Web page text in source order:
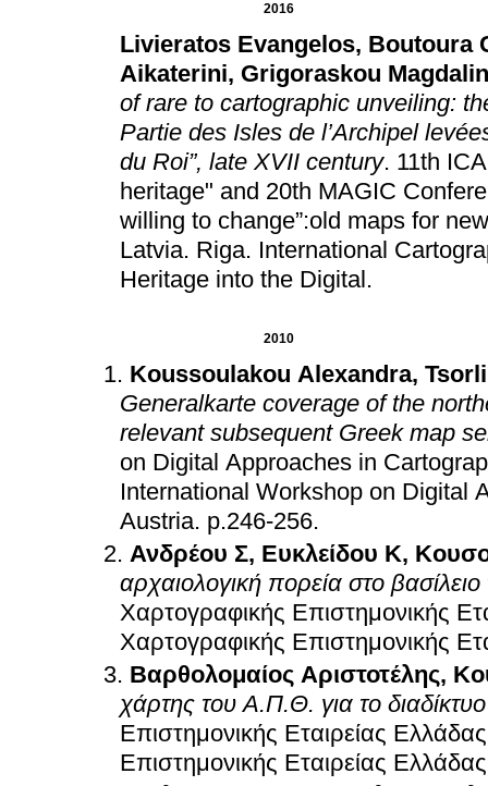
2016
Livieratos Evangelos, Boutoura
Aikaterini, Grigoraskou
of rare to cartographic unveiling:
Partie des Isles de l’Archipel
du Roi”, late XVII century. 11th
heritage" and 20th MAGIC
willing to change”:old maps for
Latvia. Riga. International
Heritage into the Digital .
2010
Koussoulakou Alexandra,
Generalkarte coverage of the
relevant subsequent Greek map
on Digital Approaches in
International Workshop on Digital
Austria. p.246-256.
Ανδρέου Σ, Ευκλείδου Κ,
αρχαιολογική πορεία στο
Χαρτογραφικής Επιστημονικής
Χαρτογραφικής Επιστημονικής
Βαρθολομαίος Αριστοτέλης,
χάρτης του Α.Π.Θ. για το διαδίκτυο
Επιστημονικής Εταιρείας
Επιστημονικής Εταιρείας